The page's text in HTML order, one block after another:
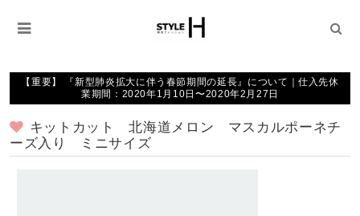
【重要】 『新型肺炎拡大に伴う春節期間の延長』について｜仕入先休
業期間：2020年1月10日〜2020年2月27日
キットカット 北海道メロン マスカルポーネチ
ーズ入り ミニサイズ